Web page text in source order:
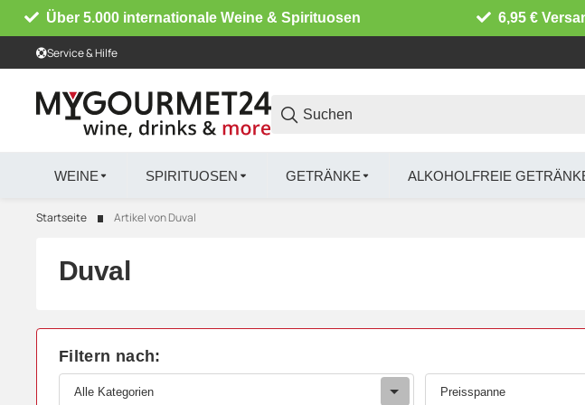
Über 5.000 internationale Weine & Spirituosen 6,95 €
Service & Hilfe
WEINE SPIRITUOSEN GETRÄNKE ALKOHOLFREIE
Startseite Artikel von Duval
Duval
Filtern nach:
Alle Kategorien Preisspanne